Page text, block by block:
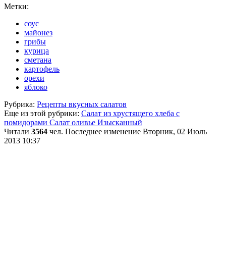
Метки:
соус
майонез
грибы
курица
сметана
картофель
орехи
яблоко
Рубрика: Рецепты вкусных салатов
Еще из этой рубрики: Салат из хрустящего хлеба с
помидорами Салат оливье Изысканный
Читали 3564 чел. Последнее изменение Вторник, 02 Июль
2013 10:37